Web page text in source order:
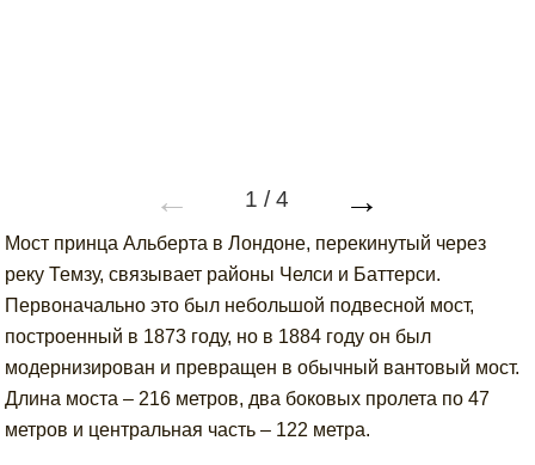
← 1 /4 →
Мост принца Альберта в Лондоне, перекинутый через
реку Темзу, связывает районы Челси и Баттерси.
Первоначально это был небольшой подвесной мост,
построенный в 1873 году, но в 1884 году он был
модернизирован и превращен в обычный вантовый мост.
Длина моста – 216 метров, два боковых пролета по 47
метров и центральная часть – 122 метра.